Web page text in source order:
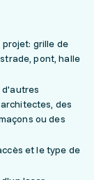
grille de
pont, halle
d'autres
des
ou des
et le type de